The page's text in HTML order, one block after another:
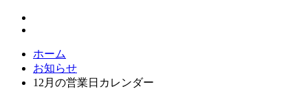
ホーム
お知らせ
12月の営業日カレンダー